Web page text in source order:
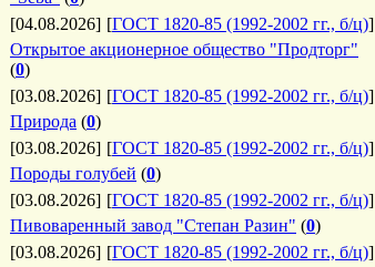
[04.08.2026] [ГОСТ 1820-85 (1992-2002 гг., б/ц)]
Открытое акционерное общество "Продторг"
(0)
[03.08.2026] [ГОСТ 1820-85 (1992-2002 гг., б/ц)]
Природа (0)
[03.08.2026] [ГОСТ 1820-85 (1992-2002 гг., б/ц)]
Породы голубей (0)
[03.08.2026] [ГОСТ 1820-85 (1992-2002 гг., б/ц)]
Пивоваренный завод "Степан Разин" (0)
[03.08.2026] [ГОСТ 1820-85 (1992-2002 гг., б/ц)]